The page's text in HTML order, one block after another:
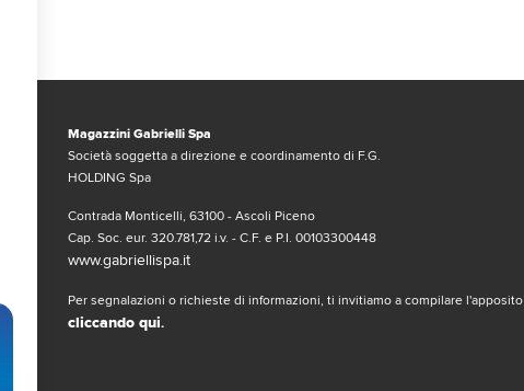
Magazzini Gabrielli Spa
Società soggetta a direzione e coordinamento di F.G.
HOLDING Spa
Contrada Monticelli, 63100 - Ascoli Piceno
Cap. Soc. eur. 320.781,72 i.v. - C.F. e P.I. 00103300448
www.gabriellispa.it
Per segnalazioni o richieste di informazioni, ti invitiamo a compilare l'apposito
cliccando qui.